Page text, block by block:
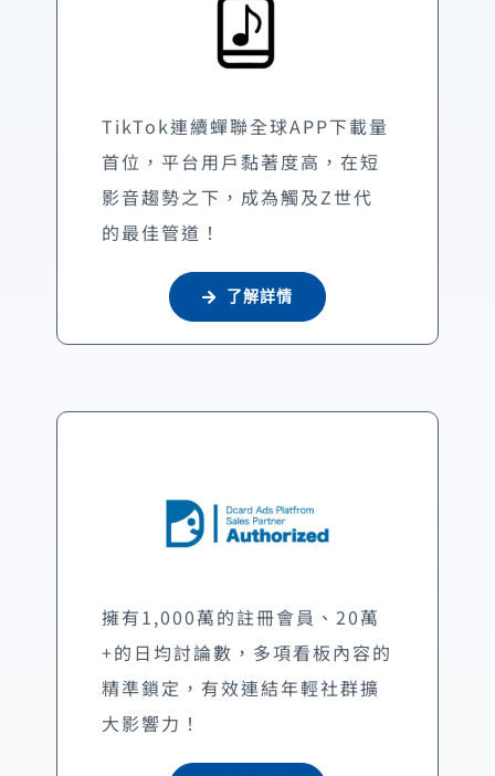
TikTok連續蟬聯全球APP下載量
首位，平台用戶黏著度高，在短
影音趨勢之下，成為觸及Z世代
的最佳管道！
了解詳情
擁有1,000萬的註冊會員、20萬
+的日均討論數，多項看板內容的
精準鎖定，有效連結年輕社群擴
大影響力！